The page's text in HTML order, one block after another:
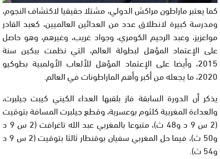
كما يعتبر ماراطون مراكش الدولي، مشتلا حقيقيا لاكتشاف النجوم،
ومدرسة كبيرة لانطلاق عدد من العدائين العالميين، كعبد القادر
مواعزيز، وعبد الرحيم الكومري، وجواد غريب، وغيرهم، وهو حاصل
على الإعتماد المؤهل لبطولة العالم، التي نظمت ببكين سنة
2015، وأيضا على الإعتماد المؤهل للألعاب الأولمبية بطوكيو
2020، ما يجعله من أكبر وأهم الماراطونات في العالم.
يذكر أن الدورة السابقة فاز بلقبها العداء الكيني كيبت جيلبرت،
والعداءة المغربية كلثوم بوعسرية، وقطع جيلبرت المسافة بتوقيت
(2 س 9 د و48 ث)، متبوعا بالمغربي عبد الله تاغرافت (2 س 9 د
و50 ث)، فيما حل المغربي سفيان بوقنطار ثالثا بتوقيت (2 س 9 د
و54 ث).